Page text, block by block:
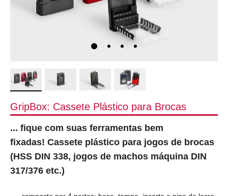
GripBox: Cassete Plástico para Brocas
... fique com suas ferramentas bem
fixadas! Cassete plástico para jogos de brocas
(HSS DIN 338, jogos de machos máquina DIN
317/376 etc.)